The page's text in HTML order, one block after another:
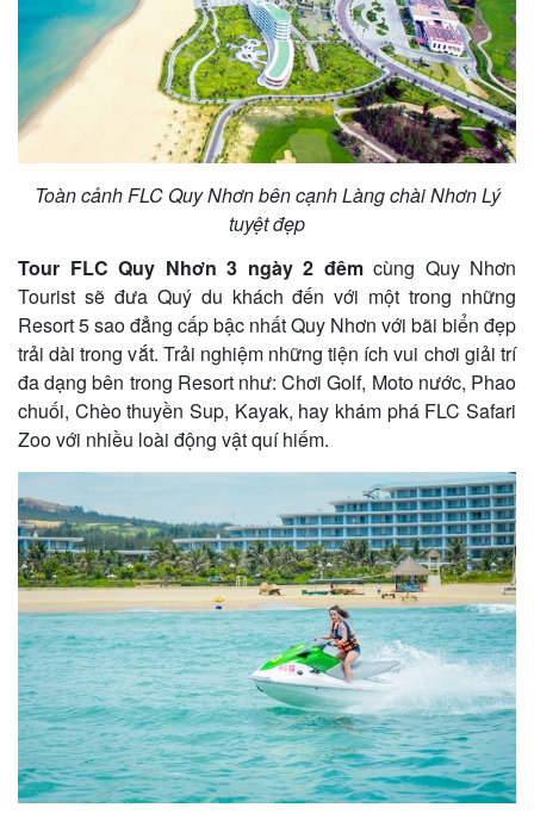
khách
hàng
Tuyển
dụng
Liên
hệ
Toàn cảnh FLC Quy Nhơn bên cạnh Làng chài Nhơn Lý
tuyệt đẹp
Tour FLC Quy Nhơn 3 ngày 2 đêmcùng Quy Nhơn
Tourist sẽ đưa Quý du khách đến với một trong những
Resort 5 sao đẳng cấp bậc nhất Quy Nhơn với bãi biển đẹp
trải dài trong vắt. Trải nghiệm những tiện ích vui chơi giải trí
đa dạng bên trong Resort như: Chơi Golf, Moto nước, Phao
chuối, Chèo thuyền Sup, Kayak, hay khám phá FLC Safari
Zoo với nhiều loài động vật quí hiếm.